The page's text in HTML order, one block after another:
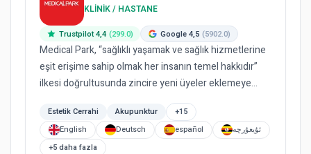
KLINIK / HASTANE
Trustpilot 4,4 (299.0) Google 4,5 (5902.0)
Medical Park, “sağlıklı yaşamak ve sağlık hizmetlerine
eşit erişime sahip olmak her insanın temel hakkıdır”
ilkesi doğrultusunda zincire yeni üyeler eklemeye
Estetik Cerrahi Akupunktur
+15
English
Deutsch español
ئۇيغۇرچە
+5 daha fazla